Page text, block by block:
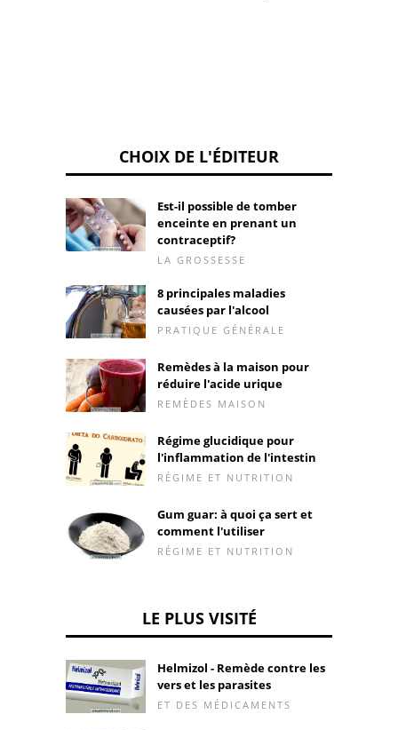
CHOIX DE L'ÉDITEUR
Est-il possible de tomber
enceinte en prenant un
contraceptif?
LA GROSSESSE
8 principales maladies
causées par l'alcool
PRATIQUE GÉNÉRALE
Remèdes à la maison pour
réduire l'acide urique
REMÈDES MAISON
Régime glucidique pour
l'inflammation de l'intestin
RÉGIME ET NUTRITION
Gum guar: à quoi ça sert et
comment l'utiliser
RÉGIME ET NUTRITION
LE PLUS VISITÉ
Helmizol - Remède contre les
vers et les parasites
ET DES MÉDICAMENTS